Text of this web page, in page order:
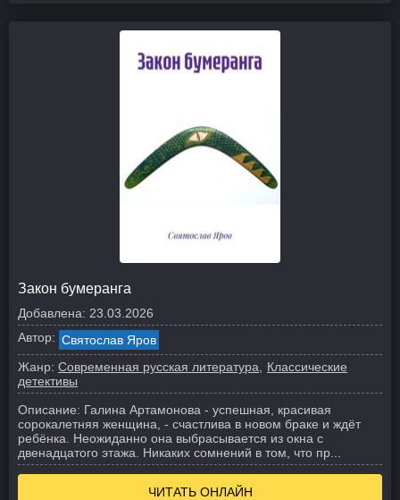
Закон бумеранга
Добавлена: 23.03.2026
Автор: Святослав Яров
Жанр: Современная русская литература
Классические
детективы
Описание: Галина Артамонова - успешная, красивая
сорокалетняя женщина, - счастлива в новом браке и ждёт
ребёнка. Неожиданно она выбрасывается из окна с
двенадцатого этажа. Никаких сомнений в том, что пр...
ЧИТАТЬ ОНЛАЙН